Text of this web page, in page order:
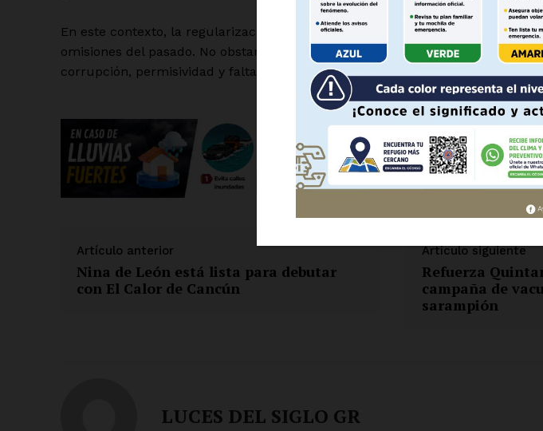
SUSCRÍBETE AHORA
Mi
En este contexto, la regularización no solo es una política social, sino
omisiones del pasado. No obstante, implica que los costos de décadas de
corrupción, permisividad y falta de planeación— terminan siendo absorbidos
- Anuncio -
Artículo anterior
Nina de León está lista para debutar
con El Calor de Cancún
Artículo siguiente
Refuerza
campaña de
sarampión
LUCES DEL SIGLO GR